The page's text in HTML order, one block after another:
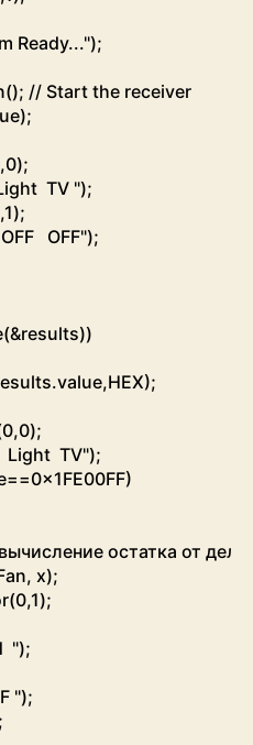
Ready...");
(); // Start the receiver
);
,0);
TV ");
,1);
OFF   OFF");
(&results))
.value,HEX);
0,0);
Light  TV");
==0x1FE00FF)
остатка от
, x);
(0,1);
");
");